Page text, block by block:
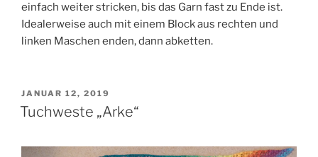
einfach weiter stricken, bis das Garn fast zu Ende ist.
Idealerweise auch mit einem Block aus rechten und
linken Maschen enden, dann abketten.
VERÖFFENTLICHT
AM
JANUAR 12, 2019
Tuchweste „Arke“